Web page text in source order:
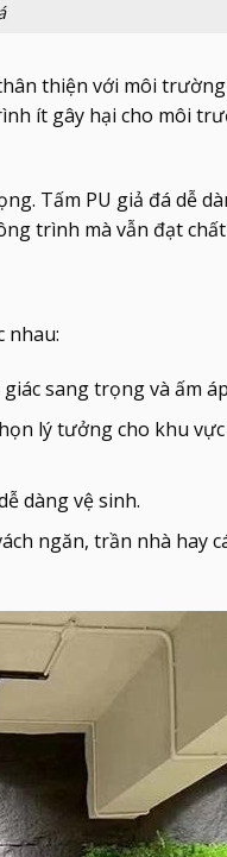
thiện với môi
ít gây hại cho môi
Tấm PU giả đá dễ
trình mà vẫn đạt
nhau:
sang trọng và ấm
lý tưởng cho khu
dàng vệ sinh.
ngăn, trần nhà hay